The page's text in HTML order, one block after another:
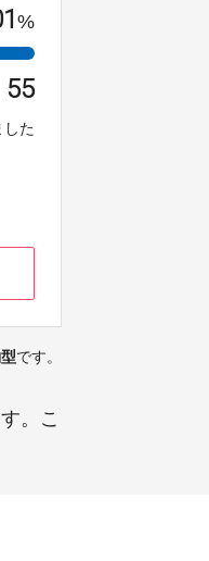
%
55
した
です。
。こ